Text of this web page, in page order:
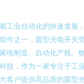
工业自动化的快速发展
件之一，圆型光电开关
电制造、自动化产线、
技，作为一家专注于工
客户提供高品质的圆型